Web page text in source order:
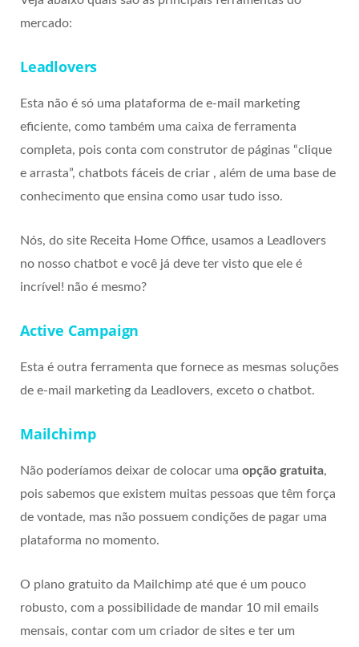
mercado:
Leadlovers
Esta não é só uma plataforma de e-mail marketing
eficiente, como também uma caixa de ferramenta
completa, pois conta com construtor de páginas “clique
e arrasta”, chatbots fáceis de criar , além de uma base de
conhecimento que ensina como usar tudo isso.
Nós, do site Receita Home Office, usamos a Leadlovers
no nosso chatbot e você já deve ter visto que ele é
incrível! não é mesmo?
Active Campaign
Esta é outra ferramenta que fornece as mesmas soluções
de e-mail marketing da Leadlovers, exceto o chatbot.
Mailchimp
Não poderíamos deixar de colocar uma opção gratuita,
pois sabemos que existem muitas pessoas que têm força
de vontade, mas não possuem condições de pagar uma
plataforma no momento.
O plano gratuito da Mailchimp até que é um pouco
robusto, com a possibilidade de mandar 10 mil emails
mensais, contar com um criador de sites e ter um